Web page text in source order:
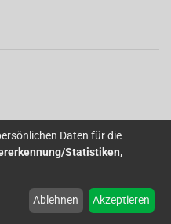
Daten für die
Statistiken,
Ablehnen Akzeptieren